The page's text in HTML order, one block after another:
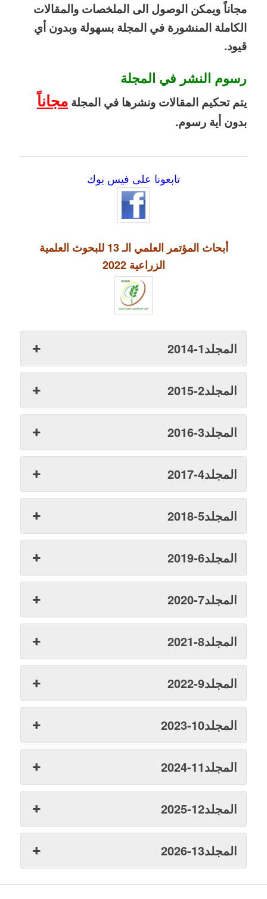
مجاناً ويمكن الوصول الى الملخصات والمقالات
الكاملة المنشورة في المجلة بسهولة وبدون أي
قيود.
رسوم النشر في المجلة
يتم تحكيم المقالات ونشرها في المجلةمجاناً
بدون أية رسوم.
تابعونا على فيس بوك
أبحاث المؤتمر العلمي الـ 13 للبحوث العلمية
الزراعية 2022
المجلد1-2014
المجلد2-2015
المجلد3-2016
المجلد4-2017
المجلد5-2018
المجلد6-2019
المجلد7-2020
المجلد8-2021
المجلد9-2022
المجلد10-2023
المجلد11-2024
المجلد12-2025
المجلد13-2026